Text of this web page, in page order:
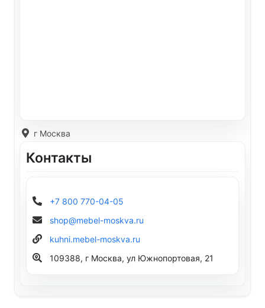
г Москва
Контакты
+7 800 770-04-05
shop@mebel-moskva.ru
kuhni.mebel-moskva.ru
109388, г Москва, ул Южнопортовая, 21